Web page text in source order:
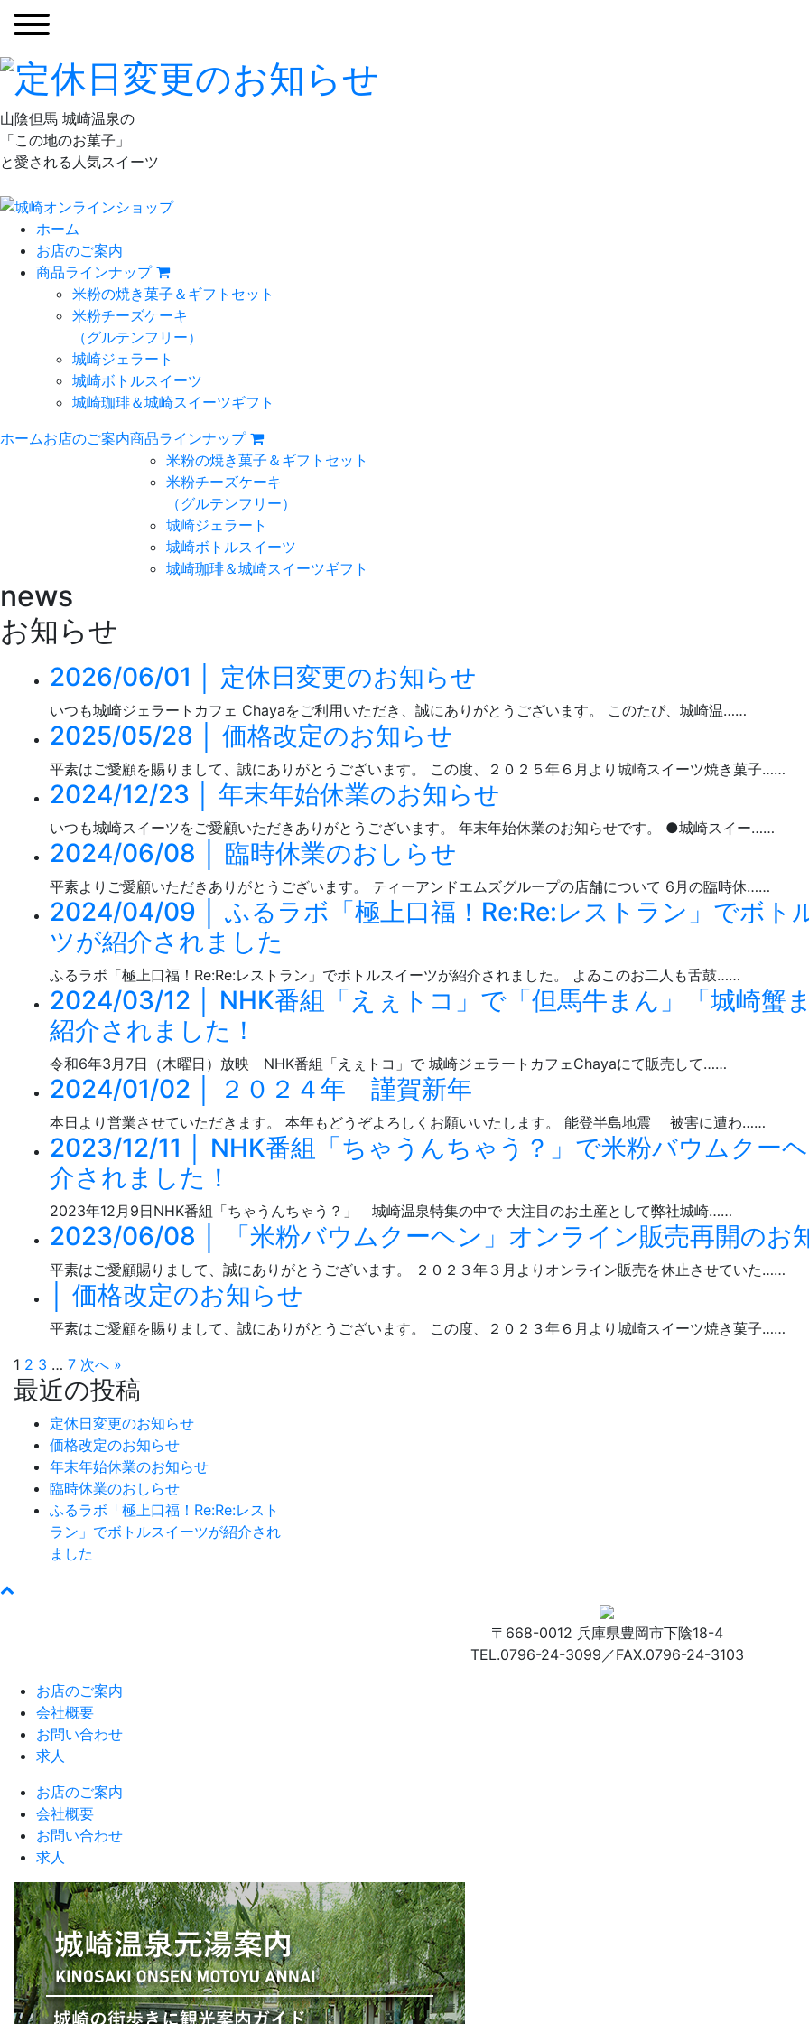
山陰但馬 城崎温泉の
「この地のお菓子」
と愛される人気スイーツ
ホーム
お店のご案内
商品ラインナップ
米粉の焼き菓子＆ギフトセット
米粉チーズケーキ
（グルテンフリー）
城崎ジェラート
城崎ボトルスイーツ
城崎珈琲＆城崎スイーツギフト
ホームお店のご案内商品ラインナップ
米粉の焼き菓子＆ギフトセット
米粉チーズケーキ
（グルテンフリー）
城崎ジェラート
城崎ボトルスイーツ
城崎珈琲＆城崎スイーツギフト
news
お知らせ
2026/06/01 │ 定休日変更のお知らせ
いつも城崎ジェラートカフェ Chayaをご利用いただき、誠にありがとうございます。 このたび、城崎温……
2025/05/28 │ 価格改定のお知らせ
平素はご愛顧を賜りまして、誠にありがとうございます。 この度、２０２５年６月より城崎スイーツ焼き菓子……
2024/12/23 │ 年末年始休業のお知らせ
いつも城崎スイーツをご愛顧いただきありがとうございます。 年末年始休業のお知らせです。 ●城崎スイー……
2024/06/08 │ 臨時休業のおしらせ
平素よりご愛顧いただきありがとうございます。 ティーアンドエムズグループの店舗について 6月の臨時休……
2024/04/09 │ ふるラボ「極上口福！Re:Re:レストラン」でボト
ツが紹介されました
ふるラボ「極上口福！Re:Re:レストラン」でボトルスイーツが紹介されました。 よゐこのお二人も舌鼓……
2024/03/12 │ NHK番組「えぇトコ」で「但馬牛まん」「城崎蟹
紹介されました！
令和6年3月7日（木曜日）放映 NHK番組「えぇトコ」で 城崎ジェラートカフェChayaにて販売して……
2024/01/02 │ ２０２４年 謹賀新年
本日より営業させていただきます。 本年もどうぞよろしくお願いいたします。 能登半島地震 被害に遭わ……
2023/12/11 │ NHK番組「ちゃうんちゃう？」で米粉バウムクー
介されました！
2023年12月9日NHK番組「ちゃうんちゃう？」 城崎温泉特集の中で 大注目のお土産として弊社城崎……
2023/06/08 │ 「米粉バウムクーヘン」オンライン販売再開のお
平素はご愛顧賜りまして、誠にありがとうございます。 ２０２３年３月よりオンライン販売を休止させていた……
│ 価格改定のお知らせ
平素はご愛顧を賜りまして、誠にありがとうございます。 この度、２０２３年６月より城崎スイーツ焼き菓子……
1 2 3 … 7 次へ »
最近の投稿
定休日変更のお知らせ
価格改定のお知らせ
年末年始休業のお知らせ
臨時休業のおしらせ
ふるラボ「極上口福！Re:Re:レスト
ラン」でボトルスイーツが紹介され
ました
〒668-0012 兵庫県豊岡市下陰18-4
TEL.0796-24-3099／FAX.0796-24-3103
お店のご案内
会社概要
お問い合わせ
求人
お店のご案内
会社概要
お問い合わせ
求人